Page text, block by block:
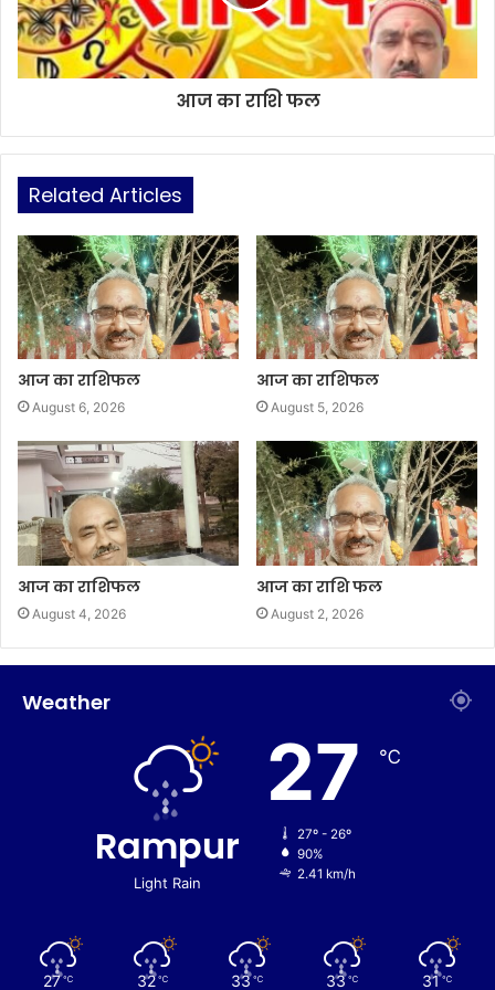
आज का राशि फल
Related Articles
आज का राशिफल
August 6, 2026
आज का राशिफल
August 5, 2026
आज का राशिफल
August 4, 2026
आज का राशि फल
August 2, 2026
Weather
Rampur
Light Rain
27 ℃
27º - 26º
90%
2.41 km/h
27 ℃ 32 ℃ 33 ℃ 33 ℃ 31 ℃